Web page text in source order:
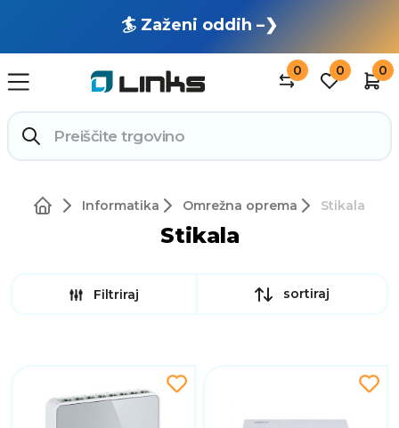
🏄 Zaženi oddih –❯
0 0 0
Informatika Omrežna oprema Stikala
Stikala
Filtriraj sortiraj